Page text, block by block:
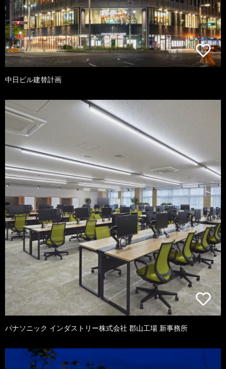
中日ビル建替計画
パナソニック インダストリー株式会社 郡山工場 新事務所